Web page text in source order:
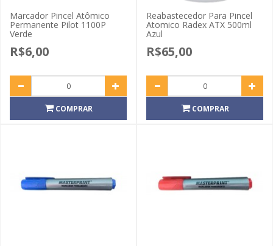
Marcador Pincel Atômico
Permanente Pilot 1100P
Verde
R$6,00
COMPRAR
Reabastecedor Para Pincel
Atomico Radex ATX 500ml
Azul
R$65,00
COMPRAR